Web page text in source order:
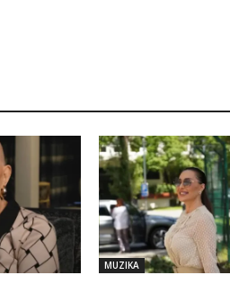
MUZIKA